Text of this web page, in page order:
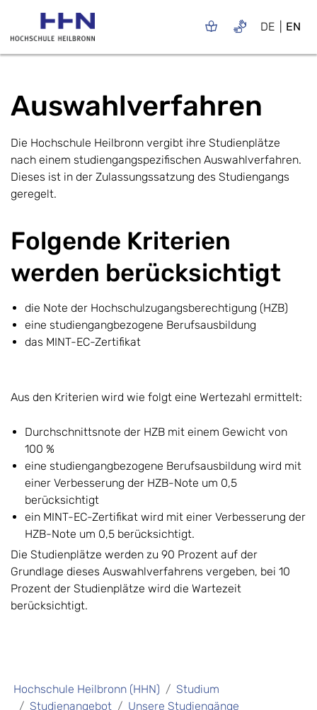
DE EN
Auswahlverfahren
Die Hochschule Heilbronn vergibt ihre Studienplätze
nach einem studiengangspezifischen Auswahlverfahren.
Dieses ist in der Zulassungssatzung des Studiengangs
geregelt.
Folgende Kriterien
werden berücksichtigt
die Note der Hochschulzugangsberechtigung (HZB)
eine studiengangbezogene Berufsausbildung
das MINT-EC-Zertifikat
Aus den Kriterien wird wie folgt eine Wertezahl ermittelt:
Durchschnittsnote der HZB mit einem Gewicht von
100 %
eine studiengangbezogene Berufsausbildung wird mit
einer Verbesserung der HZB-Note um 0,5
berücksichtigt
ein MINT-EC-Zertifikat wird mit einer Verbesserung der
HZB-Note um 0,5 berücksichtigt.
Die Studienplätze werden zu 90 Prozent auf der
Grundlage dieses Auswahlverfahrens vergeben, bei 10
Prozent der Studienplätze wird die Wartezeit
berücksichtigt.
Hochschule Heilbronn (HHN)
Studium
Studienangebot
Unsere Studiengänge